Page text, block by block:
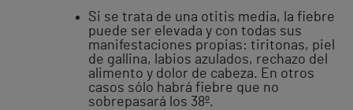
Si se trata de una otitis media, la fiebre
puede ser elevada y con todas sus
manifestaciones propias: tiritonas, piel
de gallina, labios azulados, rechazo del
alimento y dolor de cabeza. En otros
casos sólo habrá fiebre que no
sobrepasará los 38º.